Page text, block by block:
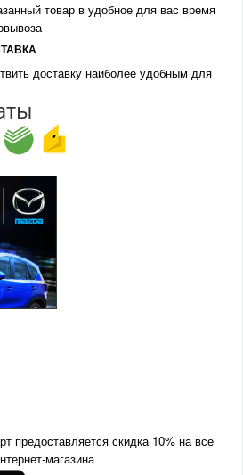
товар в удобное для вас время
доставку наиболее удобным для
предоставляется скидка 10% на все
магазина